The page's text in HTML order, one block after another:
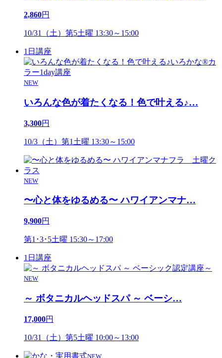
2,860円
10/31（土）第5土曜 13:30～15:00
1日講座
NEW
いろんな色が着たくなる！色で叶える♪…
3,300円
10/3（土）第1土曜 13:30～15:00
NEW
〜心と体をゆるめる〜 ハワイアンマナ…
9,900円
第1･3･5土曜 15:30～17:00
1日講座
NEW
～ ボタニカルヘッドスパ ～ ベーシ…
17,000円
10/31（土）第5土曜 10:00～13:00
NEW